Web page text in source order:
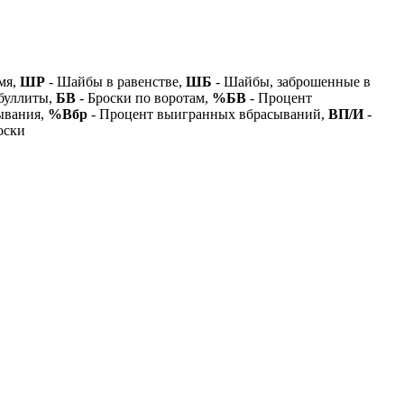
ШР - Шайбы в равенстве, ШБ - Шайбы, заброшенные в
БВ - Броски по воротам, %БВ - Процент
%Вбр - Процент выигранных вбрасываний, ВП/И-